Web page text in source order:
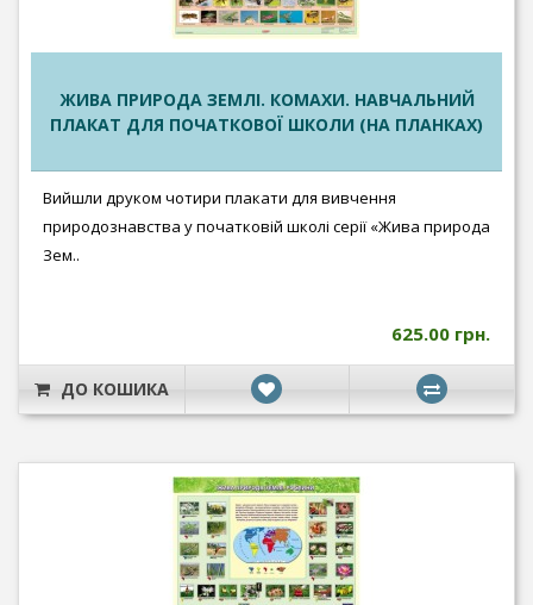
ЖИВА ПРИРОДА ЗЕМЛІ. КОМАХИ. НАВЧАЛЬНИЙ
ПЛАКАТ ДЛЯ ПОЧАТКОВОЇ ШКОЛИ (НА ПЛАНКАХ)
Вийшли друком чотири плакати для вивчення
природознавства у початковій школі серії «Жива природа
Зем..
625.00 грн.
ДО КОШИКА